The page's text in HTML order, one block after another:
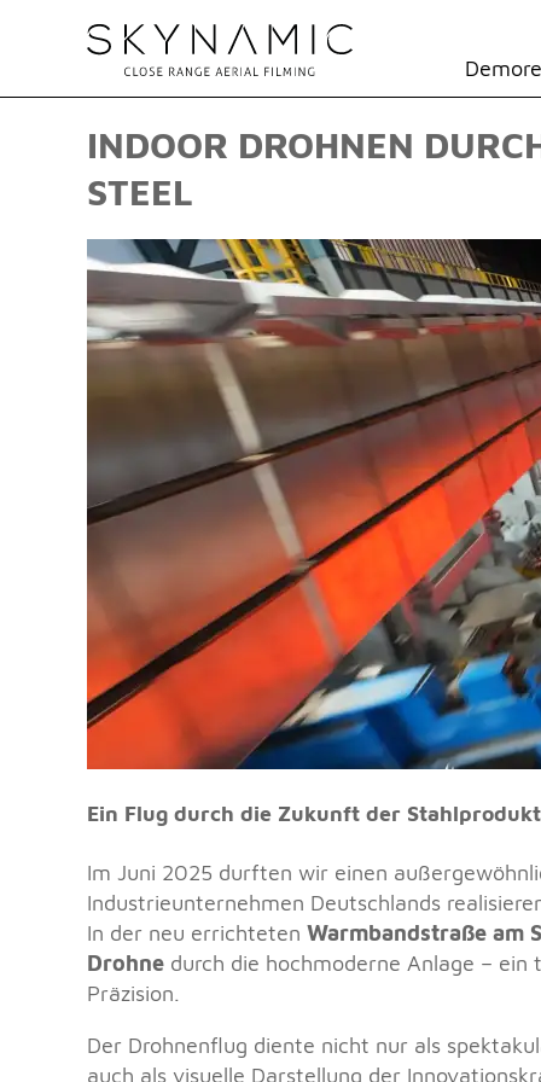
INDOOR DROHNEN
STEEL
Ein Flug durch die Zukunft der
Im Juni 2025 durften wir einen
Industrieunternehmen Deutschlands
In der neu errichteten Warmbandstraße am
Drohne durch die hochmoderne Anlage –
Präzision.
Der Drohnenflug diente nicht nur als
auch als visuelle Darstellung der